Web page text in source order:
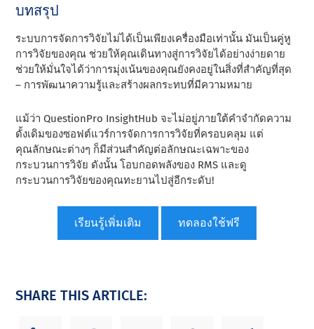
บทสรุป
ระบบการจัดการวิจัยไม่ได้เป็นเพียงเครื่องมือเท่านั้น มันเป็นคู่หู
การวิจัยของคุณ ช่วยให้คุณเดินทางสู่การวิจัยได้อย่างง่ายดาย
ช่วยให้มั่นใจได้ว่าการมุ่งเน้นของคุณยังคงอยู่ในสิ่งที่สําคัญที่สุด
– การพัฒนาความรู้และสร้างผลกระทบที่มีความหมาย
แม้ว่า QuestionPro InsightHub จะไม่อยู่ภายใต้คําจํากัดความ
ดั้งเดิมของซอฟต์แวร์การจัดการการวิจัยที่ครอบคลุม แต่
คุณลักษณะต่างๆ ก็มีส่วนสําคัญต่อลักษณะเฉพาะของ
กระบวนการวิจัย ดังนั้น โอบกอดพลังของ RMS และดู
กระบวนการวิจัยของคุณทะยานไปสู่อีกระดับ!
เรียนรู้เพิ่มเติม ทดลองใช้ฟรี
SHARE THIS ARTICLE: